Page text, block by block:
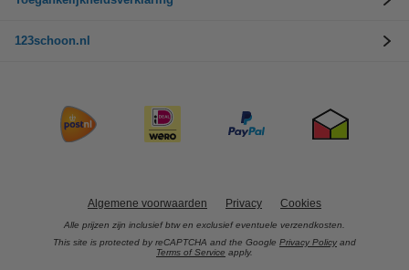
123schoon.nl
Algemene voorwaarden Privacy Cookies
Alle prijzen zijn inclusief btw en exclusief eventuele verzendkosten.
This site is protected by reCAPTCHA and the Google Privacy Policy and
Terms of Service apply.